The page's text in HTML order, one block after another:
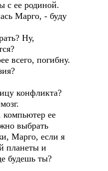
с ее родиной.
Марго, - буду
Ну,
всего, погибну.
конфликта?
ее
выбрать
Марго, если я
планеты и
будешь ты?